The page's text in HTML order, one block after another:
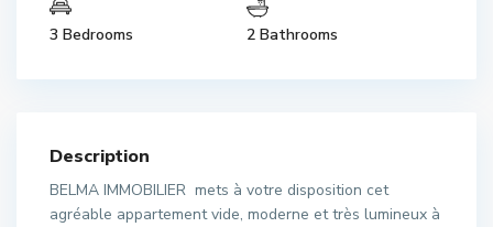
3 Bedrooms 2 Bathrooms
Description
BELMA IMMOBILIER mets à votre disposition cet
agréable appartement vide, moderne et très lumineux à